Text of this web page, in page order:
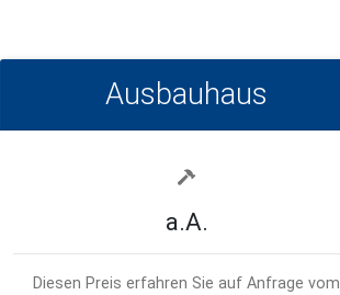
Ausbauhaus
a.A.
Diesen Preis erfahren Sie auf Anfrage vom